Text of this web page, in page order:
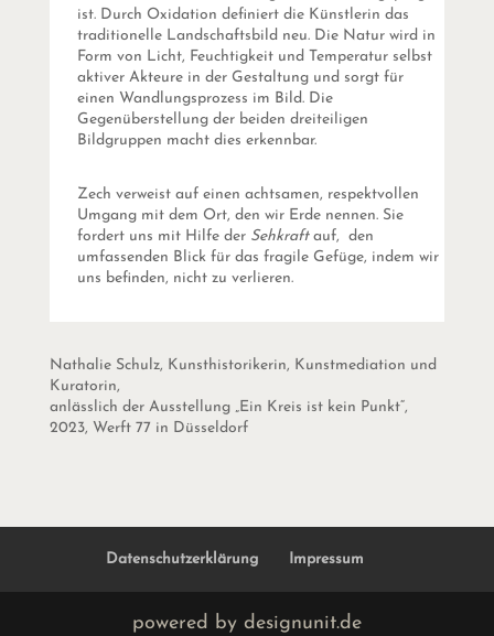
ist. Durch Oxidation definiert die Künstlerin das
traditionelle Landschaftsbild neu. Die Natur wird in
Form von Licht, Feuchtigkeit und Temperatur selbst
aktiver Akteure in der Gestaltung und sorgt für
einen Wandlungsprozess im Bild. Die
Gegenüberstellung der beiden dreiteiligen
Bildgruppen macht dies erkennbar.
Zech verweist auf einen achtsamen, respektvollen
Umgang mit dem Ort, den wir Erde nennen. Sie
fordert uns mit Hilfe der Sehkraftauf, den
umfassenden Blick für das fragile Gefüge, indem wir
uns befinden, nicht zu verlieren.
Nathalie Schulz, Kunsthistorikerin, Kunstmediation und
Kuratorin,
anlässlich der Ausstellung „Ein Kreis ist kein Punkt“,
2023, Werft 77 in Düsseldorf
Datenschutzerklärung Impressum
powered by designunit.de